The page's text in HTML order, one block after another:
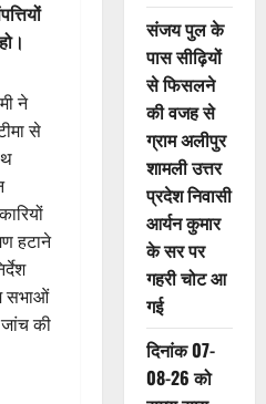
ने
से
हटाने
सभाओं
की
संजय पुल के
पास सीढ़ियों
से फिसलने
की वजह से
ग्राम अलीपुर
शामली उत्तर
प्रदेश निवासी
आर्यन कुमार
के सर पर
गहरी चोट आ
गई
दिनांक 07-
08-26 को